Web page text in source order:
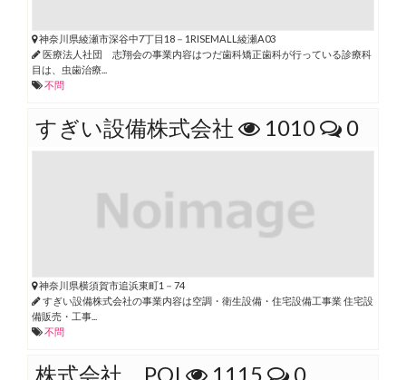
神奈川県綾瀬市深谷中7丁目18－1RISEMALL綾瀬A03
医療法人社団 志翔会の事業内容はつだ歯科矯正歯科が行っている診療科
目は、虫歯治療...
不問
すぎい設備株式会社 1010 0
神奈川県横須賀市追浜東町1－74
すぎい設備株式会社の事業内容は空調・衛生設備・住宅設備工事業 住宅設
備販売・工事...
不問
株式会社 PQI 1115 0